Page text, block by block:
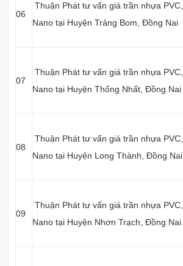
06
Thuận Phát tư vấn giá trần nhựa PVC,
Nano tại Huyện Trảng Bom, Đồng Nai
07
Thuận Phát tư vấn giá trần nhựa PVC,
Nano tại Huyện Thống Nhất, Đồng Nai
08
Thuận Phát tư vấn giá trần nhựa PVC,
Nano tại Huyện Long Thành, Đồng Nai
09
Thuận Phát tư vấn giá trần nhựa PVC,
Nano tại Huyện Nhơn Trạch, Đồng Nai